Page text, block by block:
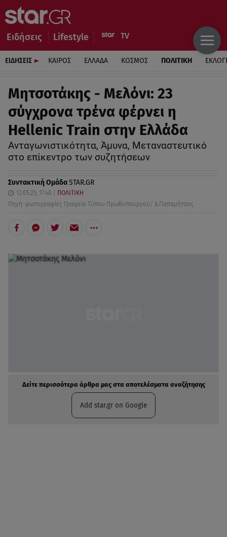
Ειδήσεις Lifestyle
ΕΙΔΗΣΕΙΣ ΚΑΙΡΟΣ ΕΛΛΑΔΑ ΚΟΣΜΟΣ ΠΟΛΙΤΙΚΗ
Μητσοτάκης - Μελόνι: 23
σύγχρονα τρένα φέρνει η
Hellenic Train στην Ελλάδα
Ανταγωνιστικότητα, Άμυνα, Μεταναστευτικό
στο επίκεντρο των συζητήσεων
Συντακτική ΟμάδαSTAR.GR
12.05.25, 17:40
ΠΟΛΙΤΙΚΗ
Πηγή: φωτογραφίες Γραφείο Τύπου Πρωθυπουργού/ Δ.Παπαμήτσος
Δείτε περισσότερα άρθρα μας στα αποτελέσματα αναζήτησης
Add star.gr on Google